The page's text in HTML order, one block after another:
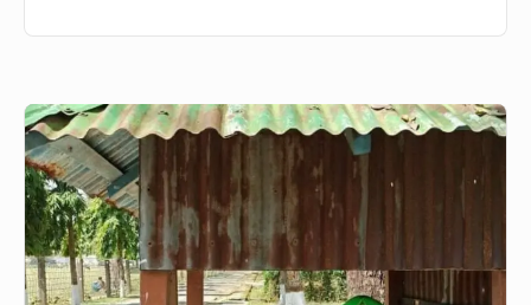
ভর্তি
পরীক্ষাটা
আসলে
ভাগ্য
ও
ধৈর্যের